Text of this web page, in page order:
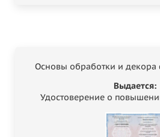
Основы обработки и декора
Выдается:
Удостоверение о